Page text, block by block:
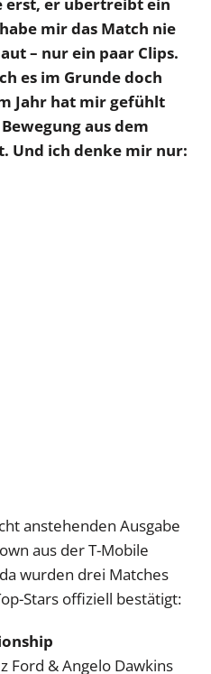
erst, er übertreibt ein
mir das Match nie
– nur ein paar Clips.
es im Grunde doch
Jahr hat mir gefühlt
aus dem
Und ich denke mir nur:
anstehenden Ausgabe
aus der T-Mobile
wurden drei Matches
Stars offiziell bestätigt:
Ford & Angelo Dawkins